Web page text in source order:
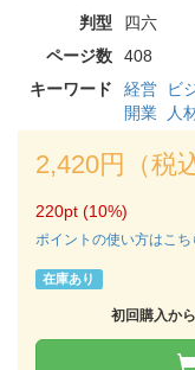
判型
四六
ページ数
408
キーワード
経営 ビ
開業
人
2,420円（税
220pt (10%)
ポイントの使い方はこち
在庫あり
初回購入か